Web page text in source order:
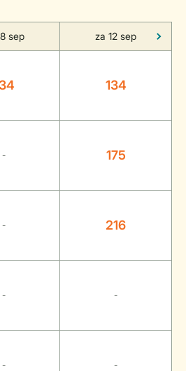
sep za 12 sep
134
- 175
- 216
- -
- -